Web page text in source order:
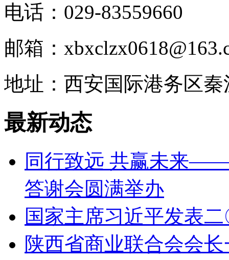
电话：029-83559660
邮箱：
地址：西安国际港务区秦
最新动态
同行致远 共赢未来
答谢会圆满举办
国家主席习近平发表
陕西省商业联合会会